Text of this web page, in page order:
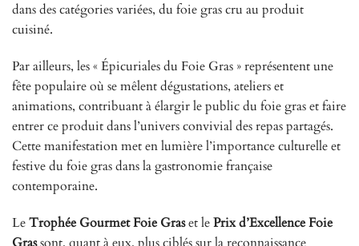
dans des catégories variées, du foie gras cru au produit
cuisiné.
Par ailleurs, les « Épicuriales du Foie Gras » représentent une
fête populaire où se mêlent dégustations, ateliers et
animations, contribuant à élargir le public du foie gras et faire
entrer ce produit dans l’univers convivial des repas partagés.
Cette manifestation met en lumière l’importance culturelle et
festive du foie gras dans la gastronomie française
contemporaine.
LeTrophée Gourmet Foie Graset lePrix d’Excellence Foie